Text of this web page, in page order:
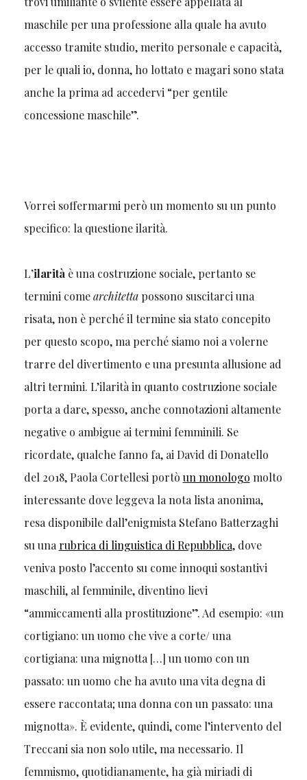
maschile per una professione alla quale ha avuto
accesso tramite studio, merito personale e capacità,
per le quali io, donna, ho lottato e magari sono stata
anche la prima ad accedervi “per gentile
concessione maschile”.
Vorrei soffermarmi però un momento su un punto
specifico: la questione ilarità.
L’ilaritàè una costruzione sociale, pertanto se
termini comearchitettapossono suscitarci una
risata, non è perché il termine sia stato concepito
per questo scopo, ma perché siamo noi a volerne
trarre del divertimento e una presunta allusione ad
altri termini. L’ilarità in quanto costruzione sociale
porta a dare, spesso, anche connotazioni altamente
negative o ambigue ai termini femminili. Se
ricordate, qualche fanno fa, ai David di Donatello
del 2018, Paola Cortellesi portò un monologo molto
interessante dove leggeva la nota lista anonima,
resa disponibile dall’enigmista Stefano Batterzaghi
su unarubrica di linguistica di Repubblica, dove
veniva posto l’accento su come innoqui sostantivi
maschili, al femminile, diventino lievi
“ammiccamenti alla prostituzione”. Ad esempio: «un
cortigiano: un uomo che vive a corte/ una
cortigiana: una mignotta […] un uomo con un
passato: un uomo che ha avuto una vita degna di
essere raccontata; una donna con un passato: una
mignotta». È evidente, quindi, come l’intervento del
Treccani sia non solo utile, ma necessario. Il
femmismo, quotidianamente, ha già miriadi di